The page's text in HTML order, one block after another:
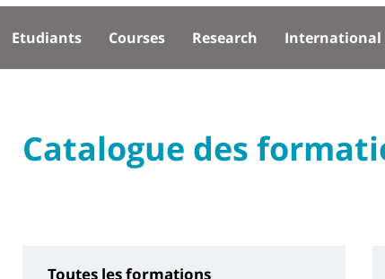
Etudiants Courses Research International
University
Titre
Catalogue des
Toutes les formations